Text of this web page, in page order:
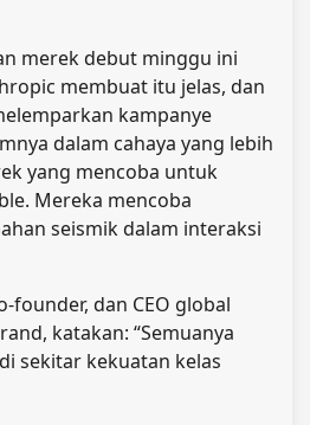
merek debut minggu ini
membuat itu jelas, dan
kampanye
dalam cahaya yang lebih
yang mencoba untuk
Mereka mencoba
seismik dalam interaksi
founder, dan CEO global
katakan: “Semuanya
sekitar kekuatan kelas